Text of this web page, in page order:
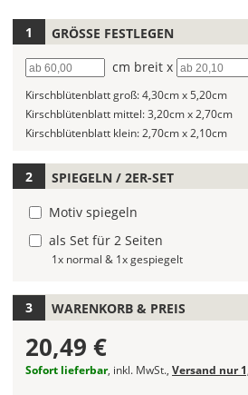
Lege
die
Größe
Deines
Bootsaufklebers
Die
voreingestellte
Größe
erforderliche
Mindestgröße.
Soll
der
GRÖSSE FESTLEGEN
Breite cm breit x Höhe
Kirschblütenblatt groß:4,30cm x 5,20cm
Kirschblütenblatt mittel:3,20cm x 2,70cm
Kirschblütenblatt klein:2,70cm x 2,10cm
SPIEGELN / 2ER-SET
Motiv spiegeln
als Set für 2 Seiten
1x normal & 1x gespiegelt
WARENKORB & PREIS
20,49 €
Sofort lieferbar, inkl. MwSt., Versand nur